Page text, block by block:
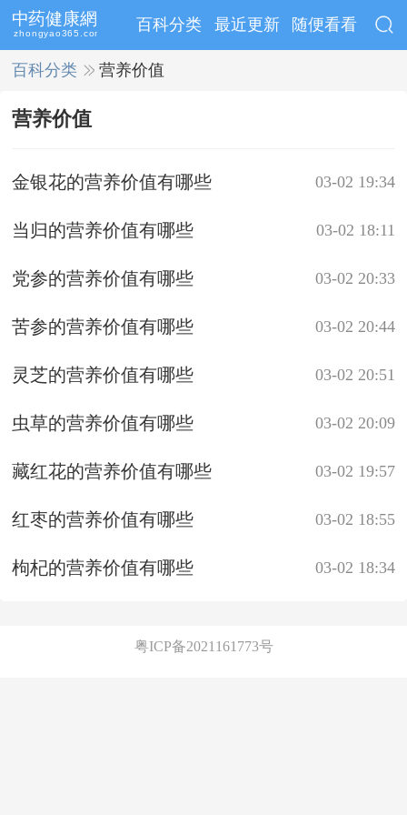
百科分类 最近更新 随便看看
百科分类 >>营养价值
营养价值
03-02 19:34
金银花的营养价值有哪些
03-02 18:11
当归的营养价值有哪些
03-02 20:33
党参的营养价值有哪些
03-02 20:44
苦参的营养价值有哪些
03-02 20:51
灵芝的营养价值有哪些
03-02 20:09
虫草的营养价值有哪些
03-02 19:57
藏红花的营养价值有哪些
03-02 18:55
红枣的营养价值有哪些
03-02 18:34
枸杞的营养价值有哪些
粤ICP备2021161773号